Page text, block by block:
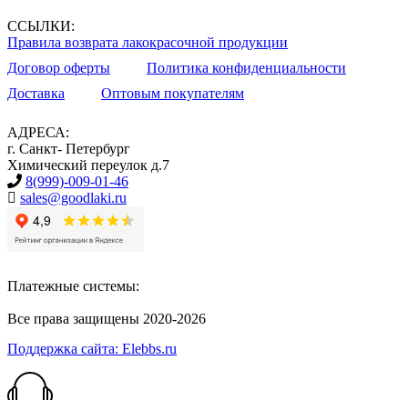
ССЫЛКИ:
Правила возврата лакокрасочной продукции
Договор оферты
Политика конфиденциальности
Доставка
Оптовым покупателям
АДРЕСА:
г. Санкт- Петербург
Химический переулок д.7
8(999)-009-01-46
sales@goodlaki.ru
Платежные системы:
Все права защищены 2020-2026
Поддержка сайта: Elebbs.ru